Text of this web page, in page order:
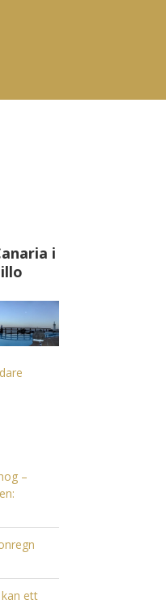
i
–
kan ett